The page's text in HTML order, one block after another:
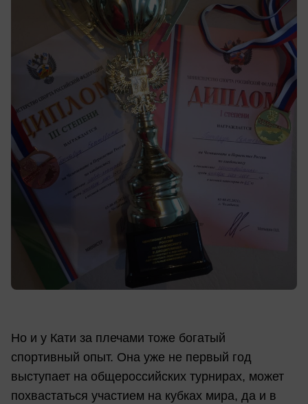
Но и у Кати за плечами тоже богатый
спортивный опыт. Она уже не первый год
выступает на общероссийских турнирах, может
похвастаться участием на кубках мира, да и в